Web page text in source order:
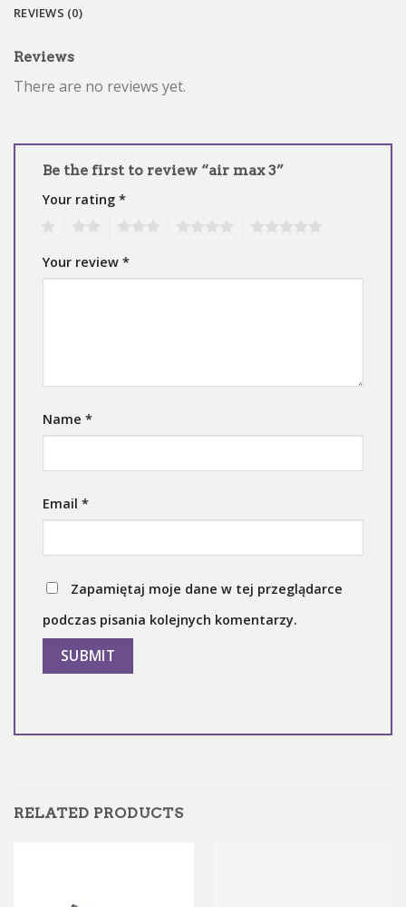
REVIEWS (0)
Reviews
There are no reviews yet.
Be the first to review “air max 3”
Your rating *
Your review *
Name *
Email *
Zapamiętaj moje dane w tej przeglądarce
podczas pisania kolejnych komentarzy.
RELATED PRODUCTS